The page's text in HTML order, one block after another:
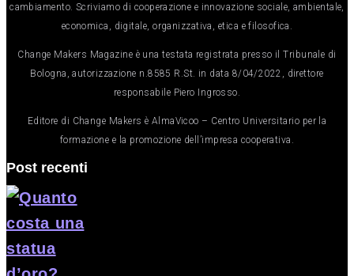
cambiamento. Scriviamo di cooperazione e innovazione sociale, ambientale,
economica, digitale, organizzativa, etica e filosofica.
Change Makers Magazine è una testata registrata presso il Tribunale di
Bologna, autorizzazione n.8585 R.St. in data 8/04/2022, direttore
responsabile Piero Ingrosso.
Editore di Change Makers è AlmaVicoo – Centro Universitario per la
formazione e la promozione dell’impresa cooperativa.
Post recenti